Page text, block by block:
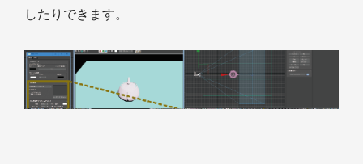
したりできます。